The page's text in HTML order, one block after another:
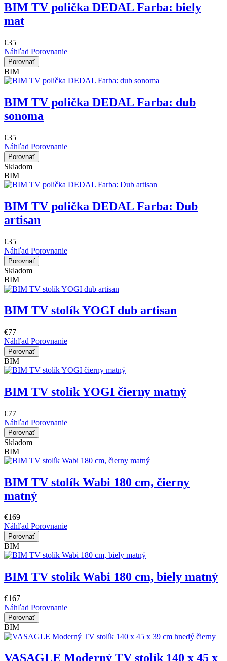
BIM TV polička DEDAL Farba: biely
mat
€35
Náhľad Porovnanie
Porovnať
BIM
BIM TV polička DEDAL Farba: dub
sonoma
€35
Náhľad Porovnanie
Porovnať
Skladom
BIM
BIM TV polička DEDAL Farba: Dub
artisan
€35
Náhľad Porovnanie
Porovnať
Skladom
BIM
BIM TV stolík YOGI dub artisan
€77
Náhľad Porovnanie
Porovnať
BIM
BIM TV stolík YOGI čierny matný
€77
Náhľad Porovnanie
Porovnať
Skladom
BIM
BIM TV stolík Wabi 180 cm, čierny
matný
€169
Náhľad Porovnanie
Porovnať
BIM
BIM TV stolík Wabi 180 cm, biely matný
€167
Náhľad Porovnanie
Porovnať
BIM
VASAGLE Moderný TV stolík 140 x 45 x